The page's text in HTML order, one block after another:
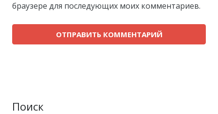
браузере для последующих моих комментариев.
Поиск